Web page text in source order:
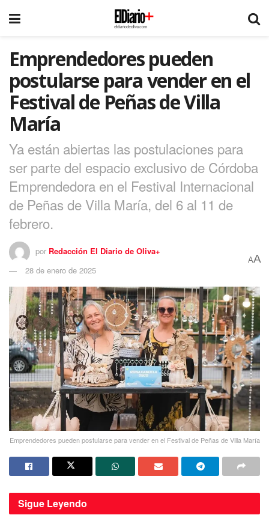
Emprendedores pueden
postularse para vender en el
Festival de Peñas de Villa
María
Ya están abiertas las postulaciones para
ser parte del espacio exclusivo de Córdoba
Emprendedora en el Festival Internacional
de Peñas de Villa María, del 6 al 11 de
febrero.
por Redacción El Diario de Oliva+
28 de enero de 2025
AA
Emprendedores pueden postularse para vender en el Festival de Peñas de Villa María
Sigue Leyendo